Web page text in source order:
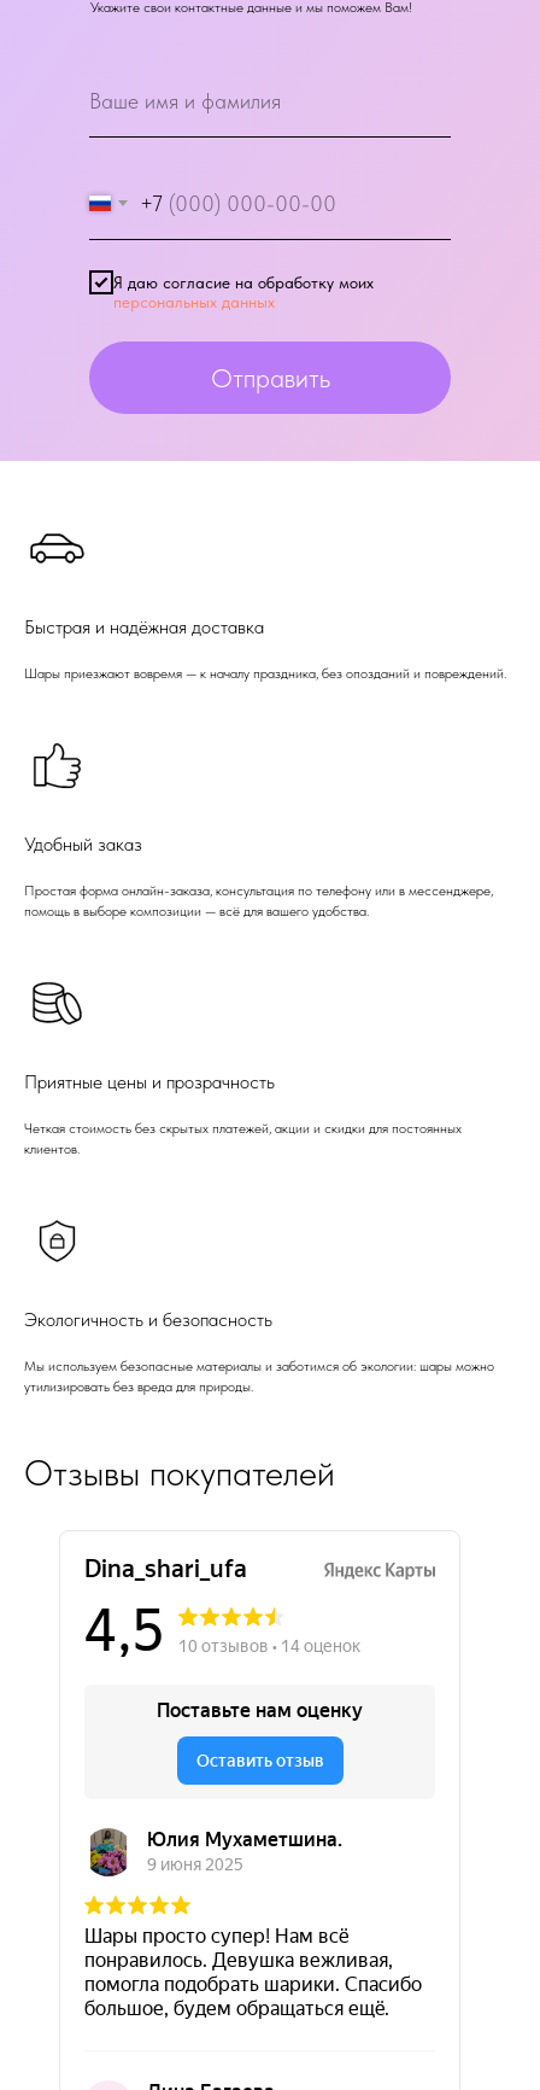
+7
Я даю согласие на обработку моих
персональных данных
Отправить
Укажите свои контактные данные и мы поможем Вам!
Быстрая и надёжная доставка
Шары приезжают вовремя — к началу праздника, без опозданий и повреждений.
Удобный заказ
Простая форма онлайн-заказа, консультация по телефону или в мессенджере,
помощь в выборе композиции — всё для вашего удобства.
Приятные цены и прозрачность
Четкая стоимость без скрытых платежей, акции и скидки для постоянных
клиентов.
Экологичность и безопасность
Мы используем безопасные материалы и заботимся об экологии: шары можно
утилизировать без вреда для природы.
Отзывы покупателей